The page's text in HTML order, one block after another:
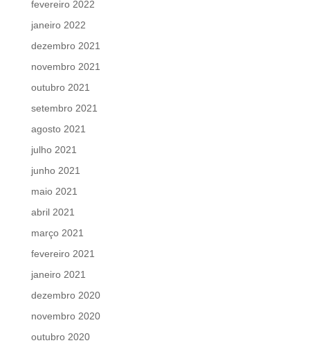
fevereiro 2022
janeiro 2022
dezembro 2021
novembro 2021
outubro 2021
setembro 2021
agosto 2021
julho 2021
junho 2021
maio 2021
abril 2021
março 2021
fevereiro 2021
janeiro 2021
dezembro 2020
novembro 2020
outubro 2020